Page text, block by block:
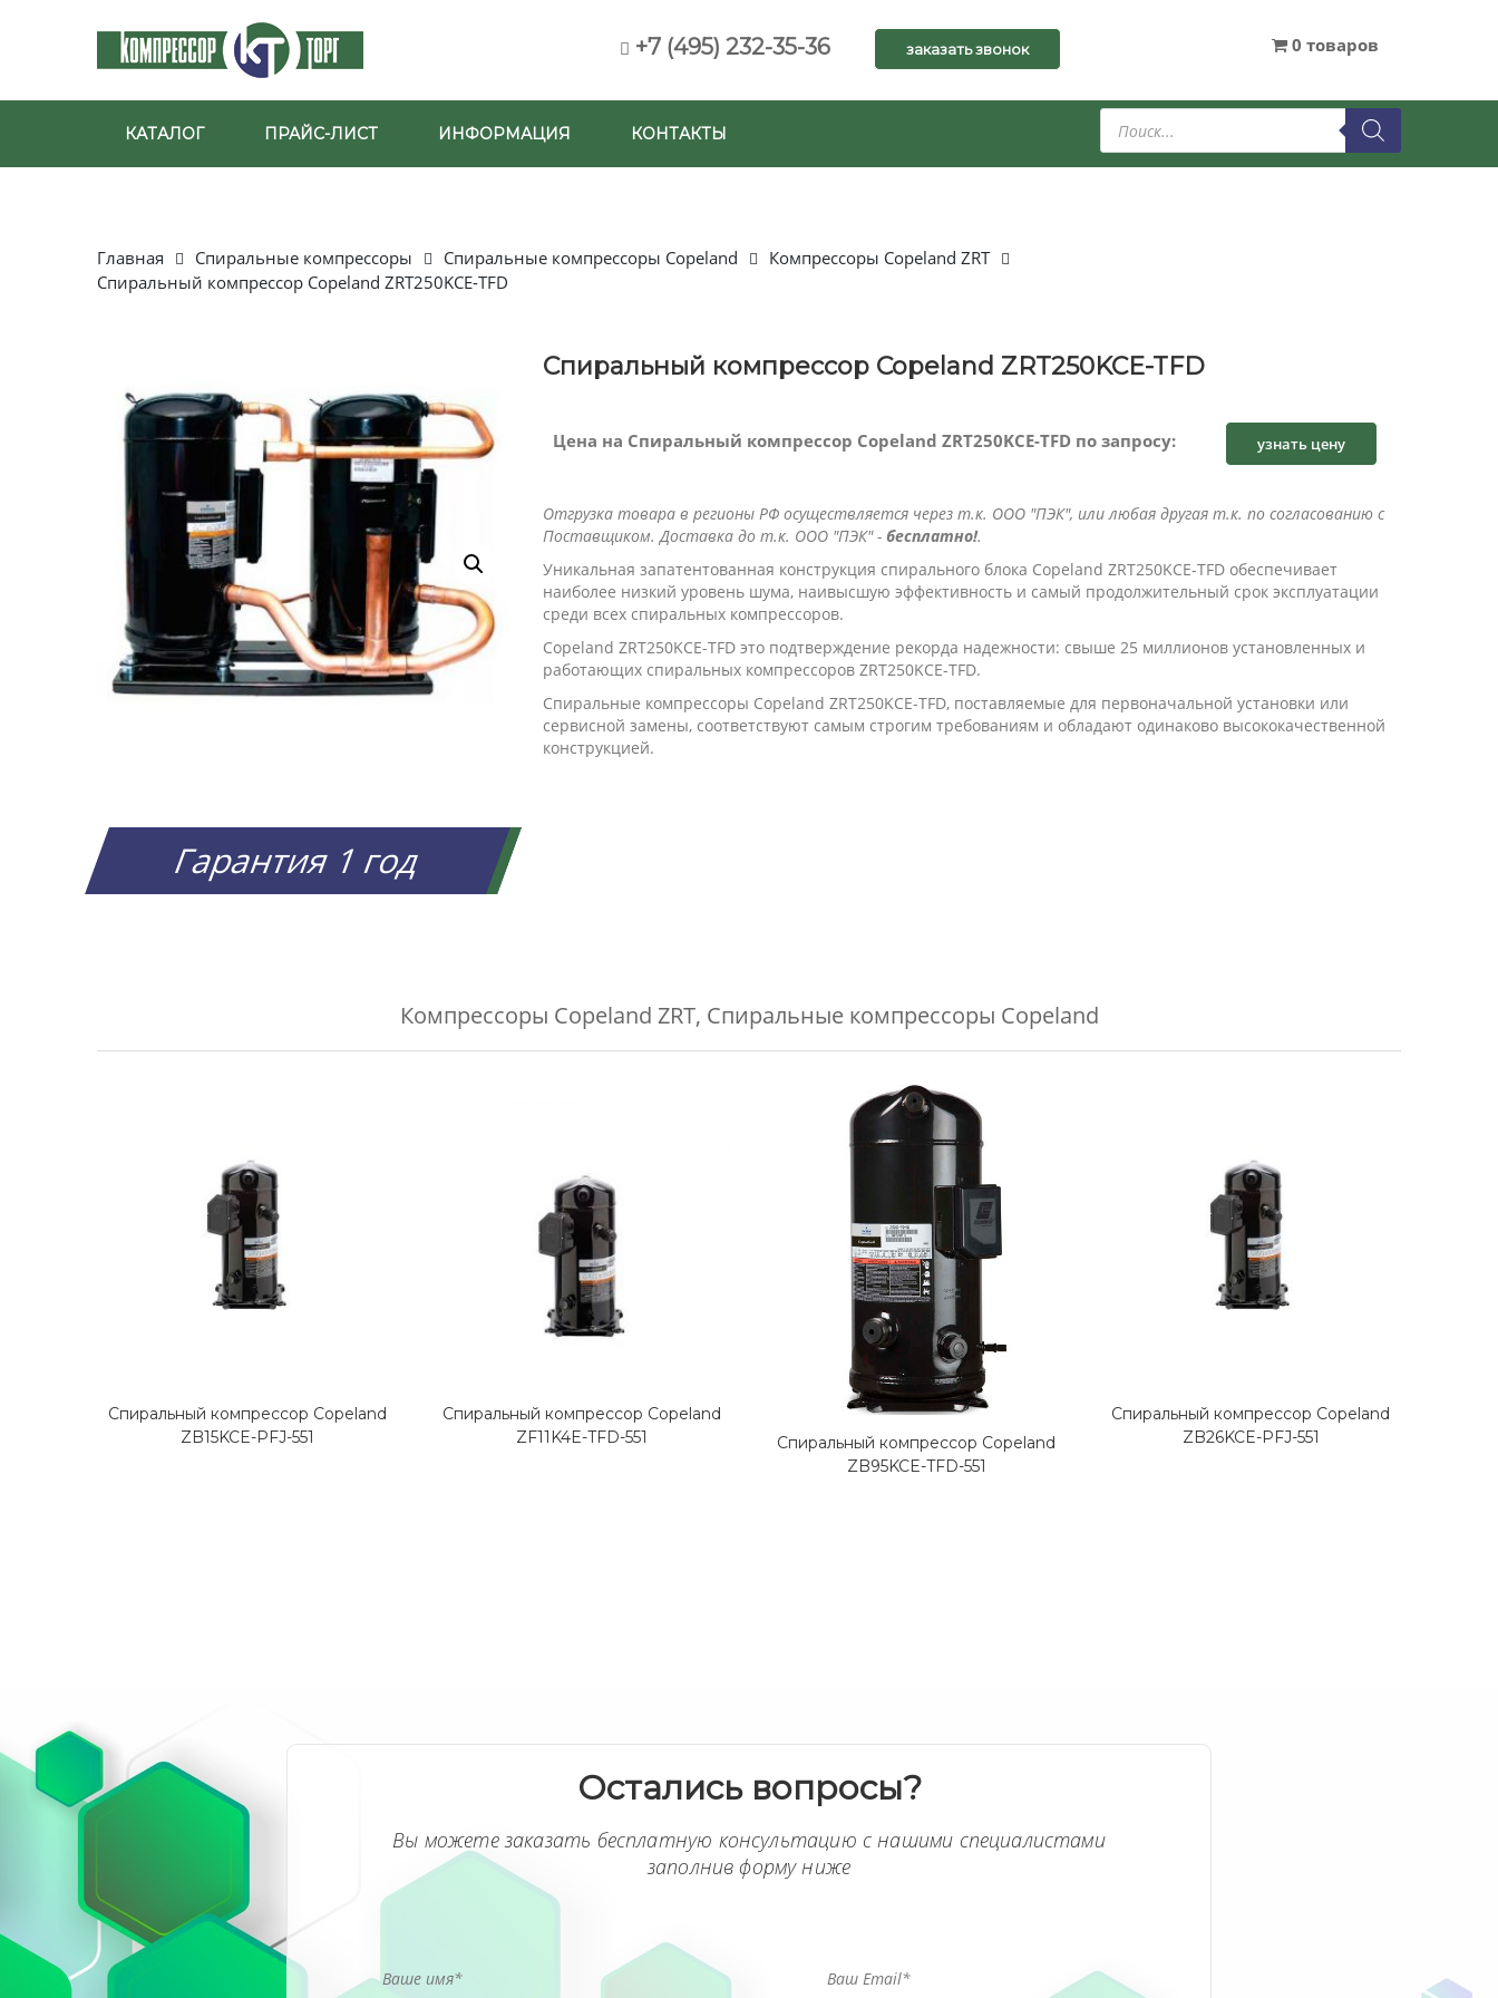
+7 (495) 232-35-36 заказать звонок 0 товаров
КАТАЛОГ ПРАЙС-ЛИСТ ИНФОРМАЦИЯ КОНТАКТЫ
Поиск
товаров
Главная Спиральные компрессоры Спиральные компрессоры Copeland
Компрессоры Copeland ZRT
Спиральный компрессор Copeland ZRT250KCE-TFD
Гарантия 1 год
Спиральный компрессор Copeland ZRT250KCE-TFD
Цена на Спиральный компрессор Copeland ZRT250KCE-TFD по запросу: узнать цену
Отгрузка товара в регионы РФ осуществляется через т.к. ООО "ПЭК", или любая другая т.к. по согласованию с
Поставщиком. Доставка до т.к. ООО "ПЭК" - бесплатно!.
Уникальная запатентованная конструкция спирального блока Copeland ZRT250KCE-TFD обеспечивает
наиболее низкий уровень шума, наивысшую эффективность и самый продолжительный срок эксплуатации
среди всех спиральных компрессоров.
Copeland ZRT250KCE-TFD это подтверждение рекорда надежности: свыше 25 миллионов установленных и
работающих спиральных компрессоров ZRT250KCE-TFD.
Спиральные компрессоры Copeland ZRT250KCE-TFD, поставляемые для первоначальной установки или
сервисной замены, соответствуют самым строгим требованиям и обладают одинаково высококачественной
конструкцией.
Компрессоры Copeland ZRT, Спиральные компрессоры Copeland
Спиральный компрессор Copeland
ZB15KCE-PFJ-551
Спиральный компрессор Copeland
ZF11K4E-TFD-551
Спиральный компрессор Copeland
ZB95KCE-TFD-551
Спиральный компрессор Copeland
ZB26KCE-PFJ-551
Остались вопросы?
Вы можете заказать бесплатную консультацию с нашими специалистами
заполнив форму ниже